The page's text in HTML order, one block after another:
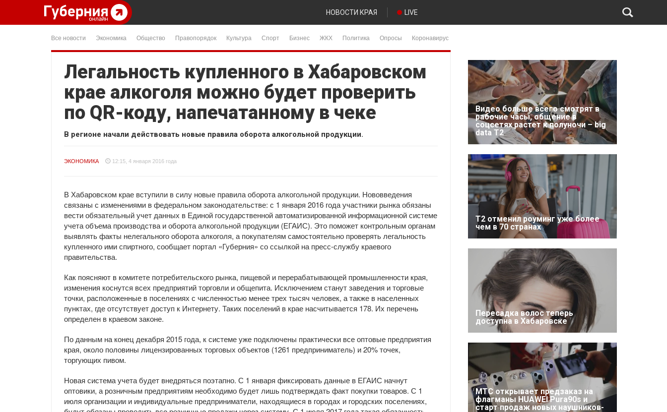
НОВОСТИ КРАЯ LIVE
Все новости Экономика Общество Правопорядок Культура Спорт Бизнес ЖКХ Политика Опросы Коронавирус
Легальность купленного в Хабаровском
крае алкоголя можно будет проверить
по QR-коду, напечатанному в чеке
В регионе начали действовать новые правила оборота алкогольной продукции.
ЭКОНОМИКА 12:15, 4 января 2016 года
В Хабаровском крае вступили в силу новые правила оборота алкогольной продукции. Нововведения
связаны с изменениями в федеральном законодательстве: с 1 января 2016 года участники рынка обязаны
вести обязательный учет данных в Единой государственной автоматизированной информационной системе
учета объема производства и оборота алкогольной продукции (ЕГАИС). Это поможет контрольным органам
выявлять факты нелегального оборота алкоголя, а покупателям самостоятельно проверять легальность
купленного ими спиртного, сообщает портал «Губерния» со ссылкой на пресс-службу краевого
правительства.
Как поясняют в комитете потребительского рынка, пищевой и перерабатывающей промышленности края,
изменения коснутся всех предприятий торговли и общепита. Исключением станут заведения и торговые
точки, расположенные в поселениях с численностью менее трех тысяч человек, а также в населенных
пунктах, где отсутствует доступ к Интернету. Таких поселений в крае насчитывается 178. Их перечень
определен в краевом законе.
По данным на конец декабря 2015 года, к системе уже подключены практически все оптовые предприятия
края, около половины лицензированных торговых объектов (1261 предприниматель) и 20% точек,
торгующих пивом.
Новая система учета будет внедряться поэтапно. С 1 января фиксировать данные в ЕГАИС начнут
оптовики, а розничным предприятиям необходимо будет лишь подтверждать факт покупки товаров. С 1
июля организации и индивидуальные предприниматели, находящиеся в городах и городских поселениях,
Видео больше всего смотрят в
рабочие часы, общение в
соцсетях растет к полуночи – big
data T2
Т2 отменил роуминг уже более
чем в 70 странах
Пересадка волос теперь
доступна в Хабаровске
МТС открывает предзаказ на
флагманы HUAWEI Pura90s и
старт продаж новых наушников-